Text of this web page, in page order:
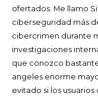
ofertados. Me llamo
ciberseguridad más
cibercrimen durante
investigaciones
que conozco
angeles enorme
evitado si los